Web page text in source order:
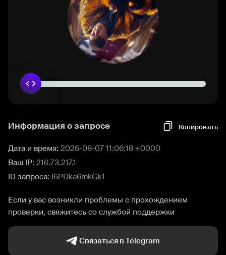
Информация о запросе Копировать
Дата и время: 2026-08-07 11:06:18 +0000
Ваш IP: 216.73.217.1
ID запроса: I6PDka6mkGk1
Если у вас возникли проблемы с прохождением
проверки, свяжитесь со службой поддержки
Связаться в Telegram